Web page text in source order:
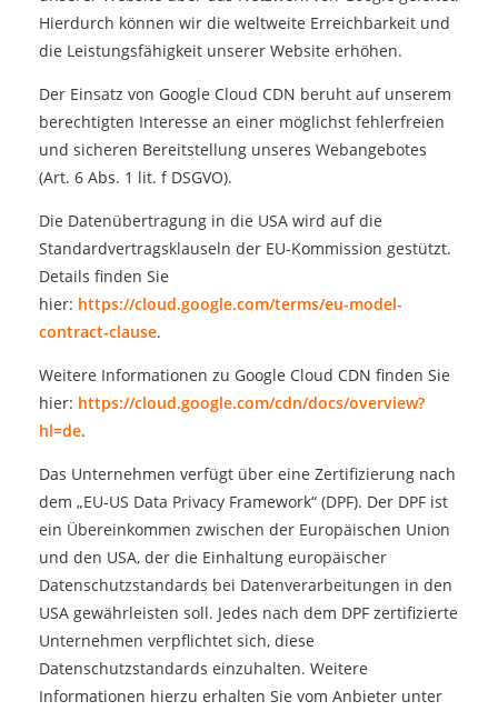
Hierdurch können wir die weltweite Erreichbarkeit und
die Leistungsfähigkeit unserer Website erhöhen.
Der Einsatz von Google Cloud CDN beruht auf unserem
berechtigten Interesse an einer möglichst fehlerfreien
und sicheren Bereitstellung unseres Webangebotes
(Art. 6 Abs. 1 lit. f DSGVO).
Die Datenübertragung in die USA wird auf die
Standardvertragsklauseln der EU-Kommission gestützt.
Details finden Sie
hier: https://cloud.google.com/terms/eu-model-
contract-clause.
Weitere Informationen zu Google Cloud CDN finden Sie
hier: https://cloud.google.com/cdn/docs/overview?
hl=de.
Das Unternehmen verfügt über eine Zertifizierung nach
dem „EU-US Data Privacy Framework“ (DPF). Der DPF ist
ein Übereinkommen zwischen der Europäischen Union
und den USA, der die Einhaltung europäischer
Datenschutzstandards bei Datenverarbeitungen in den
USA gewährleisten soll. Jedes nach dem DPF zertifizierte
Unternehmen verpflichtet sich, diese
Datenschutzstandards einzuhalten. Weitere
Informationen hierzu erhalten Sie vom Anbieter unter